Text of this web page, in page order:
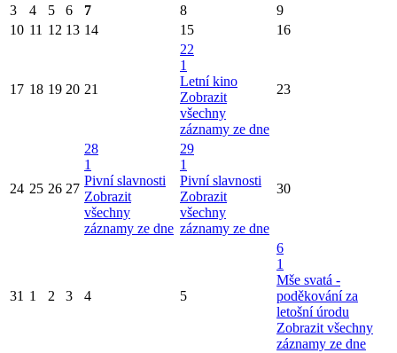
3 4 5 6 7 8
9
10 11 12 13 14 15 16
17 18 19 20 21
22
1
Letní kino
Zobrazit
všechny
záznamy ze dne
23
24 25 26 27
28
1
Pivní slavnosti
Zobrazit
všechny
záznamy ze dne
29
1
Pivní slavnosti
Zobrazit
všechny
záznamy ze dne
30
31 1 2 3 4 5
6
1
Mše svatá -
poděkování za
letošní úrodu
Zobrazit všechny
záznamy ze dne